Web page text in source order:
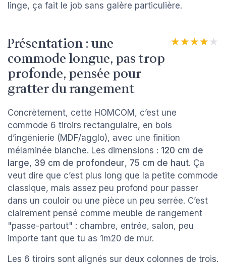
linge, ça fait le job sans galère particulière.
Présentation : une
commode longue, pas trop
profonde, pensée pour
gratter du rangement
★★★★★
★★★★★
Concrètement, cette HOMCOM, c’est une
commode 6 tiroirs rectangulaire, en bois
d’ingénierie (MDF/agglo), avec une finition
mélaminée blanche. Les dimensions : 120 cm de
large, 39 cm de profondeur, 75 cm de haut. Ça
veut dire que c’est plus long que la petite commode
classique, mais assez peu profond pour passer
dans un couloir ou une pièce un peu serrée. C’est
clairement pensé comme meuble de rangement
"passe-partout" : chambre, entrée, salon, peu
importe tant que tu as 1m20 de mur.
Les 6 tiroirs sont alignés sur deux colonnes de trois.